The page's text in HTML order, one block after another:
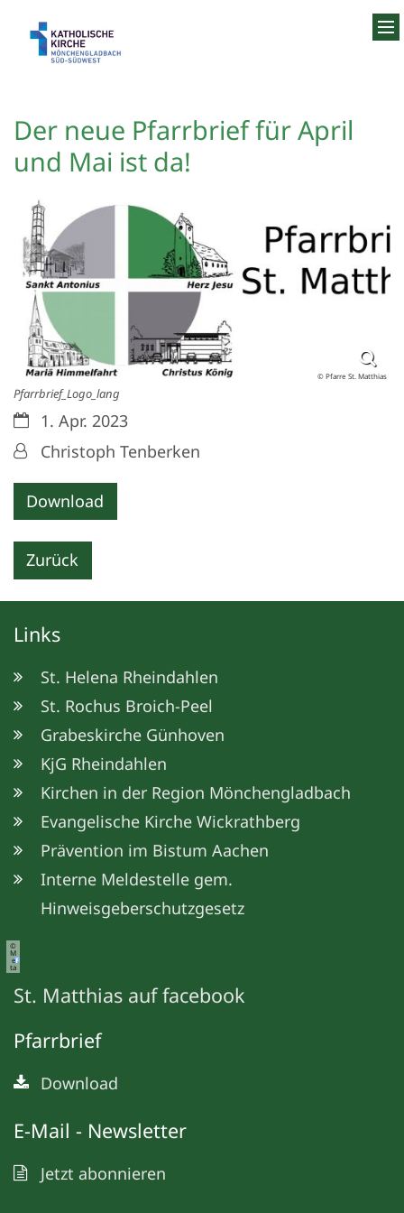
Der neue Pfarrbrief für April
und Mai ist da!
© Pfarre St. Matthias
Pfarrbrief_Logo_lang
Datum:1. Apr. 2023
Von:Christoph Tenberken
Download
Zurück
Links
St. Helena Rheindahlen
St. Rochus Broich-Peel
Grabeskirche Günhoven
KjG Rheindahlen
Kirchen in der Region Mönchengladbach
Evangelische Kirche Wickrathberg
Prävention im Bistum Aachen
Interne Meldestelle gem.
Hinweisgeberschutzgesetz
©
M
e
ta
St. Matthias auf facebook
Pfarrbrief
Download
E-Mail - Newsletter
Jetzt abonnieren